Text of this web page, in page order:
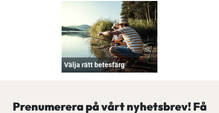
Välja rätt betesfärg
Prenumerera på vårt nyhetsbrev! Få